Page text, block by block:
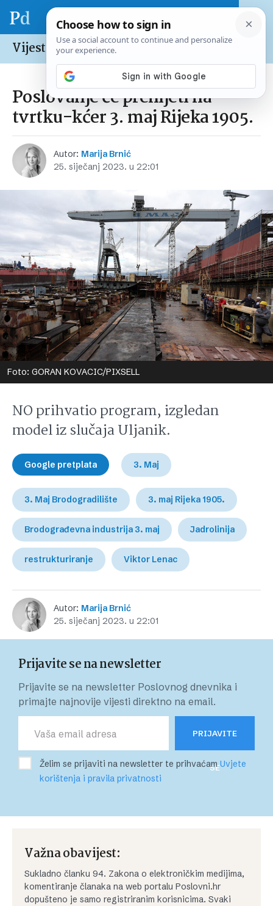
Vijesti /Hrvatska
Poslovanje će prenijeti na
tvrtku-kćer 3. maj Rijeka 1905.
Autor: Marija Brnić
25. siječanj 2023. u 22:01
Foto: GORAN KOVACIC/PIXSELL
NO prihvatio program, izgledan
model iz slučaja Uljanik.
Google pretplata 3. Maj
3. Maj Brodogradilište 3. maj Rijeka 1905.
Brodograđevna industrija 3. maj Jadrolinija
restrukturiranje Viktor Lenac
Autor: Marija Brnić
25. siječanj 2023. u 22:01
Prijavite se na newsletter
Prijavite se na newsletter Poslovnog dnevnika i
primajte najnovije vijesti direktno na email.
PRIJAVITE
SE
Želim se prijaviti na newsletter te prihvaćamUvjete
korištenja i pravila privatnosti
Važna obavijest:
Sukladno članku 94. Zakona o elektroničkim medijima,
komentiranje članaka na web portalu Poslovni.hr
dopušteno je samo registriranim korisnicima. Svaki